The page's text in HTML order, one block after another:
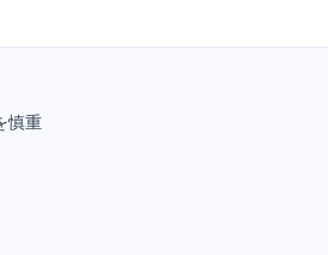
慎重